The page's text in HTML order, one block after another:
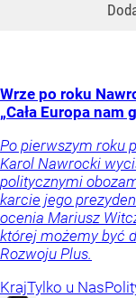
Wrze po roku
„Cała Europa nam
Po pierwszym roku
Karol Nawrocki
politycznymi
karcie jego
ocenia Mariusz
której możemy być
Rozwoju Plus.
KrajTylko u Nas